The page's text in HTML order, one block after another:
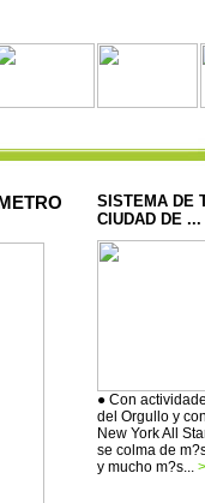
SISTEMA DE
CIUDAD DE ...
● Con
del Orgullo y
New York All
se colma de
y mucho m?s...